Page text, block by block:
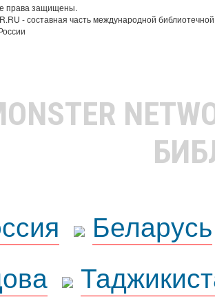
права защищены.
- составная часть международной
Беларусь